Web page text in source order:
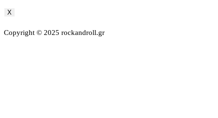
X
Copyright © 2025 rockandroll.gr